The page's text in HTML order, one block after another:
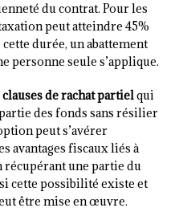
du contrat. Pour les
peut atteindre 45%
cette durée, un abattement
personne seule s’applique.
clauses de rachat partielqui
des fonds sans résilier
peut s’avérer
avantages fiscaux liés à
récupérant une partie du
cette possibilité existe et
être mise en œuvre.